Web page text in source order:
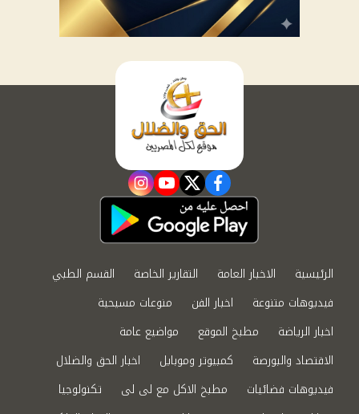
facebook
twitter
youtube
instagram
الرئيسية الاخبار العامة التقارير الخاصة
القسم الطبي
فيديوهات متنوعة
اخبار الفن
منوعات مسيحية
اخبار الرياضة
مطبخ الموقع
مواضيع عامة
الاقتصاد والبورصة
كمبيوتر وموبايل
اخبار الحق والضلال
فيديوهات فضائيات
مطبخ الاكل مع لى لى
تكنولوجيا